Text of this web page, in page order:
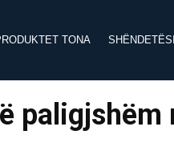
TONA SHËNDETËSI